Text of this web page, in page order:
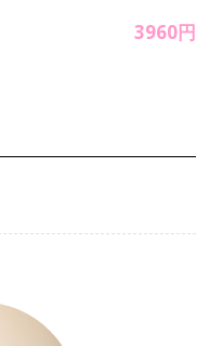
3960円